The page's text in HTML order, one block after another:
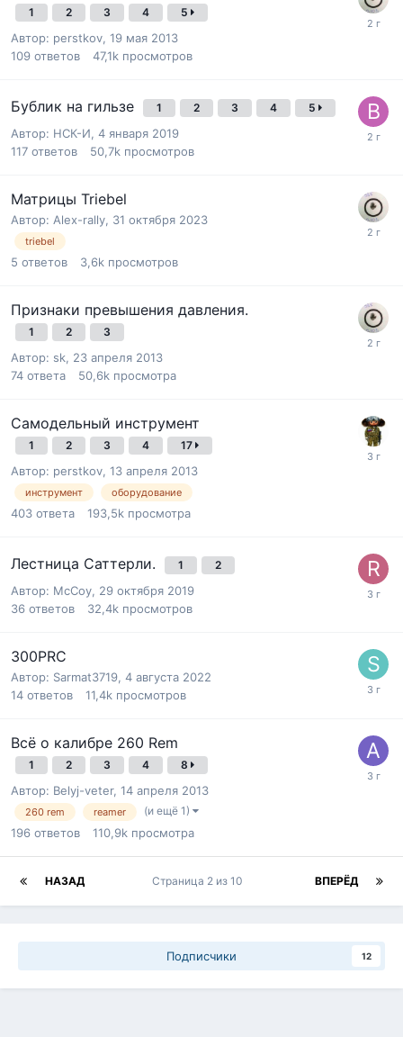
1 2 3 4 5
Автор: perstkov, 19 мая 2013
109 ответов 47,1k просмотров
Бублик на гильзе 1 2 3 4 5
Автор: НСК-И, 4 января 2019
117 ответов 50,7k просмотров
Матрицы Triebel
Автор: Alex-rally, 31 октября 2023
triebel
5 ответов 3,6k просмотров
Признаки превышения давления.
1 2 3
Автор: sk, 23 апреля 2013
74 ответа 50,6k просмотра
Самодельный инструмент
1 2 3 4 17
Автор: perstkov, 13 апреля 2013
инструмент оборудование
403 ответа 193,5k просмотра
Лестница Саттерли. 1 2
Автор: McCoy, 29 октября 2019
36 ответов 32,4k просмотров
300PRC
Автор: Sarmat3719, 4 августа 2022
14 ответов 11,4k просмотров
Всё о калибре 260 Rem
1 2 3 4 8
Автор: Belyj-veter, 14 апреля 2013
260 rem reamer (и ещё 1)
196 ответов 110,9k просмотра
НАЗАД ВПЕРЁД
Страница 2 из 10
Подписчики 12